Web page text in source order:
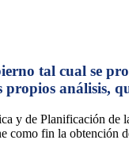
tal cual se
análisis,
y de Planificación
fin la obtención